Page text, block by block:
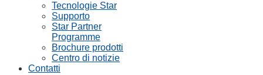
Tecnologie Star
Supporto
Star Partner
Programme
Brochure prodotti
Centro di notizie
Contatti